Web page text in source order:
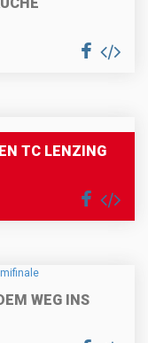
TC LENZING
WEG INS